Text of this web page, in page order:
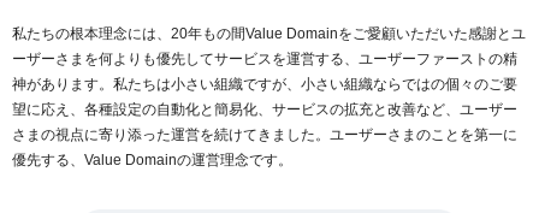
私たちの根本理念には、20年もの間Value Domainをご愛顧いただいた感謝とユ
ーザーさまを何よりも優先してサービスを運営する、ユーザーファーストの精
神があります。私たちは小さい組織ですが、小さい組織ならではの個々のご要
望に応え、各種設定の自動化と簡易化、サービスの拡充と改善など、ユーザー
さまの視点に寄り添った運営を続けてきました。ユーザーさまのことを第一に
優先する、Value Domainの運営理念です。